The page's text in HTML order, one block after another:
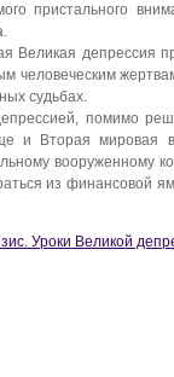
пристального
Великая депрессия
человеческим
судьбах.
помимо
и Вторая мировая
вооруженному
из финансовой
Уроки Великой